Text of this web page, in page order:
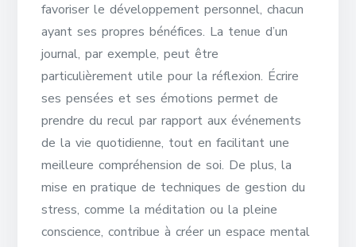
favoriser le développement personnel, chacun
ayant ses propres bénéfices. La tenue d’un
journal, par exemple, peut être
particulièrement utile pour la réflexion. Écrire
ses pensées et ses émotions permet de
prendre du recul par rapport aux événements
de la vie quotidienne, tout en facilitant une
meilleure compréhension de soi. De plus, la
mise en pratique de techniques de gestion du
stress, comme la méditation ou la pleine
conscience, contribue à créer un espace mental